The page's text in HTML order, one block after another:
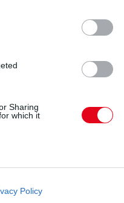
Sharing
which it
like cookies on
Policy